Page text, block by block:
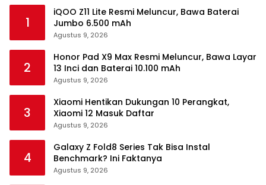
1
iQOO Z11 Lite Resmi Meluncur, Bawa Baterai
Jumbo 6.500 mAh
Agustus 9, 2026
2
Honor Pad X9 Max Resmi Meluncur, Bawa Layar
13 Inci dan Baterai 10.100 mAh
Agustus 9, 2026
3
Xiaomi Hentikan Dukungan 10 Perangkat,
Xiaomi 12 Masuk Daftar
Agustus 9, 2026
4
Galaxy Z Fold8 Series Tak Bisa Instal
Benchmark? Ini Faktanya
Agustus 9, 2026